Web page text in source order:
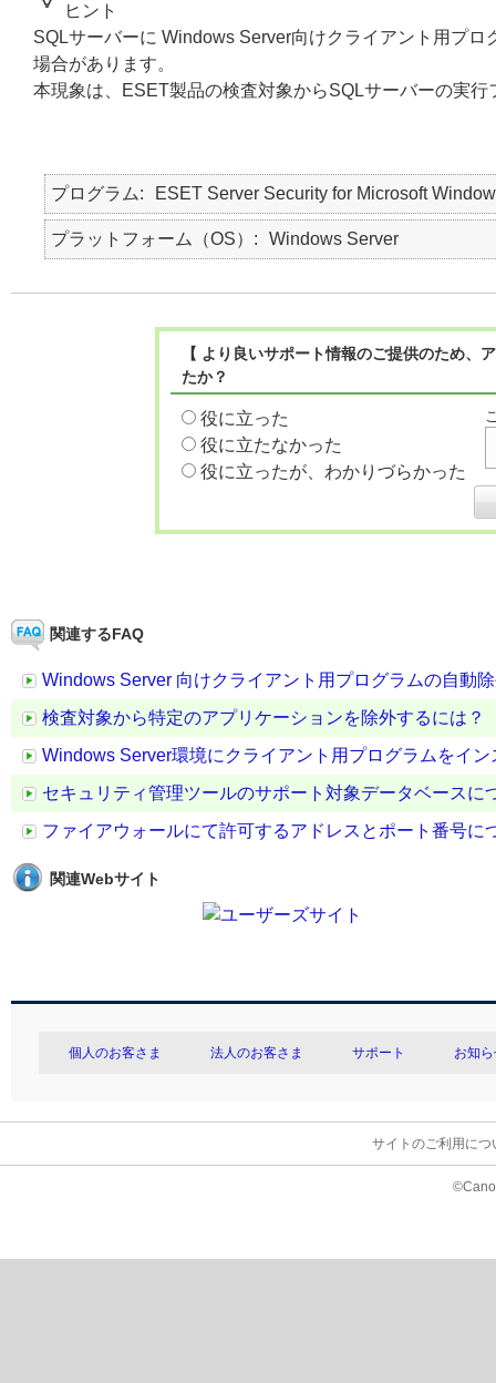
ヒント
SQLサーバーに Windows Server向けクライアント用プ
場合があります。
本現象は、ESET製品の検査対象からSQLサーバーの実
プログラム ESET Server Security for Microsoft
プラットフォーム（OS） Windows Server
【 より良いサポート情報のご提供のため
たか？
役に立った
役に立たなかった
役に立ったが、わかりづらかった
関連するFAQ
Windows Server 向けクライアント用プログラムの自動
検査対象から特定のアプリケーションを除外するには？
Windows Server環境にクライアント用プログラムをイ
セキュリティ管理ツールのサポート対象データベースに
ファイアウォールにて許可するアドレスとポート番号に
関連Webサイト
個人のお客さま 法人のお客さま サポート お知
サイトのご利用につ